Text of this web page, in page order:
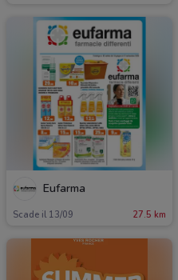
Eufarma
Scade il 13/09 27.5 km